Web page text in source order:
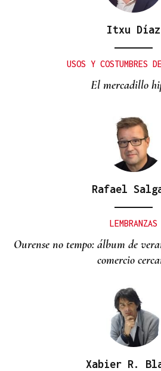
Itxu Díaz
USOS Y COSTUMBRES
El mercadillo
Rafael
LEMBRANZAS
Ourense no tempo: álbum de
comercio
Xabier R.